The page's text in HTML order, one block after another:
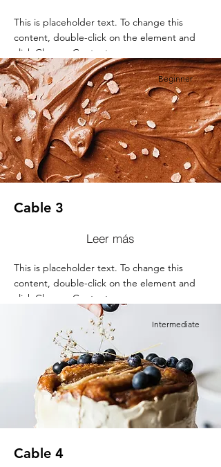
This is placeholder text. To change this
content, double-click on the element and
click Change Content.
Beginner
Cable 3
Leer más
This is placeholder text. To change this
content, double-click on the element and
click Change Content.
Intermediate
Cable 4